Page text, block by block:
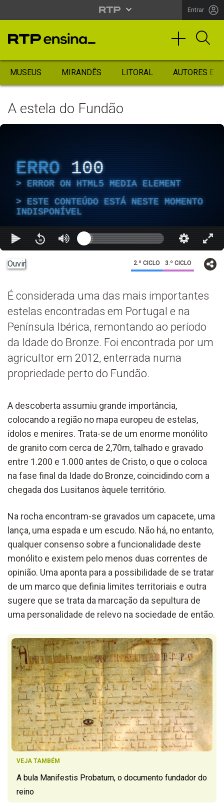
Entrar
MUSEUS MIRANDÊS LITORAL AUTORES
A estela do Fundão
ERRO 100
ERROR ON HTML5 MEDIA ELEMENT
ESTE CONTEÚDO ESTÁ NESTE MOMENTO
INDISPONÍVEL
Ouvir 2.º CICLO 3.º CICLO
É considerada uma das mais importantes
estelas encontradas em Portugal e na
Península Ibérica, remontando ao período
da Idade do Bronze. Foi encontrada por um
agricultor em 2012, enterrada numa
propriedade perto do Fundão.
A descoberta assumiu grande importância,
colocando a região no mapa europeu de estelas,
ídolos e menires. Trata-se de um enorme monólito
de granito com cerca de 2,70m, talhado e gravado
entre 1.200 e 1.000 antes de Cristo, o que o coloca
na fase final da Idade do Bronze, coincidindo com a
chegada dos Lusitanos àquele território.
Na rocha encontram-se gravados um capacete, uma
lança, uma espada e um escudo. Não há, no entanto,
qualquer consenso sobre a funcionalidade deste
monólito e existem pelo menos duas correntes de
opinião. Uma aponta para a possibilidade de se tratar
de um marco que definia limites territoriais e outra
sugere que se trata da marcação da sepultura de
uma personalidade de relevo na sociedade de então.
VEJA TAMBÉM
A bula Manifestis Probatum, o documento fundador do
reino